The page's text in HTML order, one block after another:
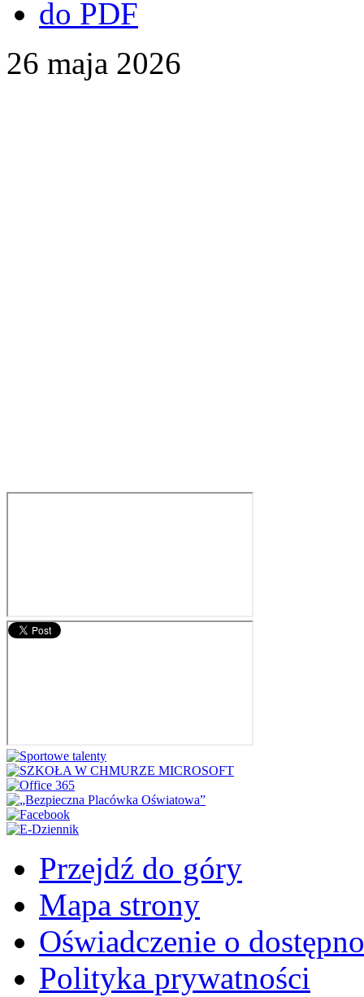
26 maja 2026
Przejdź do góry
Mapa strony
Oświadczenie o
Polityka prywatności